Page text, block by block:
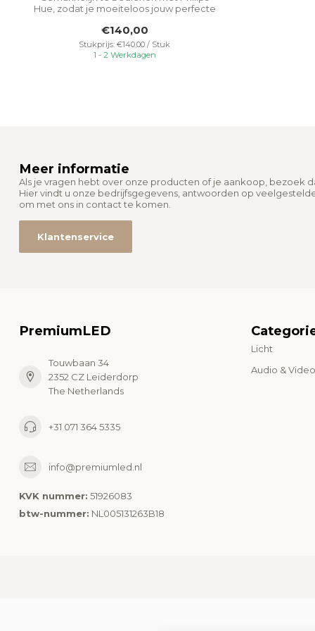
Hue, zodat je moeiteloos jouw perfecte
€140,00
Stukprijs: €140,00 / Stuk
1 - 2 Werkdagen
Meer informatie
Als je vragen hebt over onze producten of je aankoop, bezoek
Hier vindt u onze bedrijfsgegevens, antwoorden op
om met ons in contact te komen.
Klantenservice
PremiumLED
Touwbaan 34
2352 CZ Leiderdorp
The Netherlands
+31 071 364 5335
info@premiumled.nl
KVK nummer: 51926083
btw-nummer: NL005131263B18
Licht
Audio & Video